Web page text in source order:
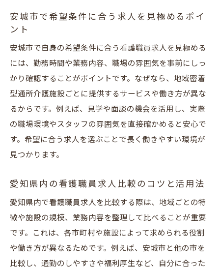
安城市で看護職員が担う地域サポートの実
求人選びで地域社会に寄り添う方法と意義
地域貢献を感じられる安城市の看護職員求
人
看護職員求人を通じて広がる地域密着型の
活動
愛知県安城市の看護職員求人を地域密着型で探
地域密着型通所介護求人を効率的に探すコ
ツ
安城市で人気の看護職員求人の特徴を解説
愛知県の看護師求人情報を活用するポイン
ト
安城市で希望条件に合う求人を見極めるポイ
ント
安城市で自身の希望条件に合う看護職員求人を見極める
には、勤務時間や業務内容、職場の雰囲気を事前にしっ
かり確認することがポイントです。なぜなら、地域密着
型通所介護施設ごとに提供するサービスや働き方が異な
るからです。例えば、見学や面談の機会を活用し、実際
の職場環境やスタッフの雰囲気を直接確かめると安心で
す。希望に合う求人を選ぶことで長く働きやすい環境が
見つかります。
愛知県内の看護職員求人比較のコツと活用法
愛知県内で看護職員求人を比較する際は、地域ごとの特
徴や施設の規模、業務内容を整理して比べることが重要
です。これは、各市町村や施設によって求められる役割
や働き方が異なるためです。例えば、安城市と他の市を
比較し、通勤のしやすさや福利厚生など、自分に合った